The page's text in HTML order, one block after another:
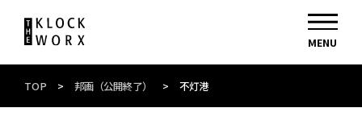
TOP > 邦画（公開終了） > 不灯港